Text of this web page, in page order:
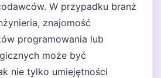
W przypadku branż
znajomość
programowania lub
może być
nie tylko umiejętności